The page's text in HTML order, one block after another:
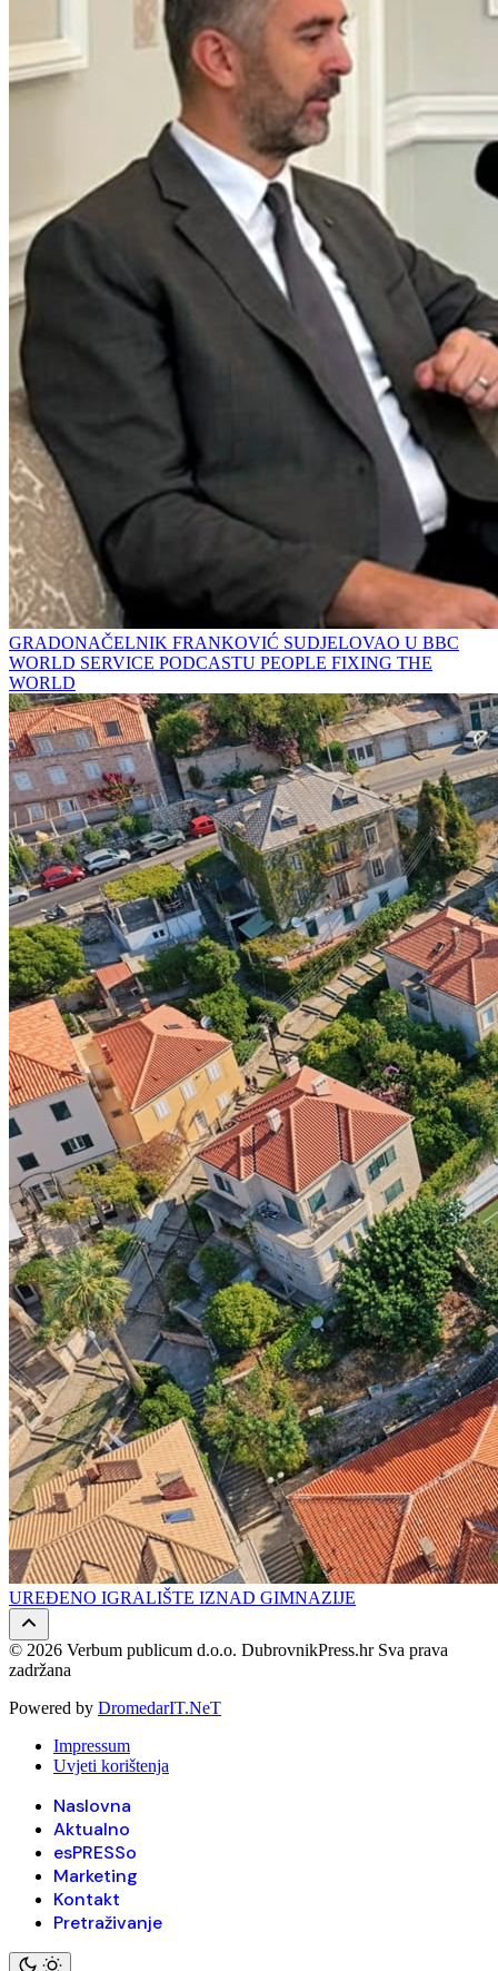
GRADONAČELNIK FRANKOVIĆ SUDJELOVAO U BBC
WORLD SERVICE PODCASTU PEOPLE FIXING THE
WORLD
UREĐENO IGRALIŠTE IZNAD GIMNAZIJE
© 2026 Verbum publicum d.o.o. DubrovnikPress.hr Sva prava
zadržana
Powered by DromedarIT.NeT
Impressum
Uvjeti korištenja
Naslovna
Aktualno
esPRESSo
Marketing
Kontakt
Pretraživanje